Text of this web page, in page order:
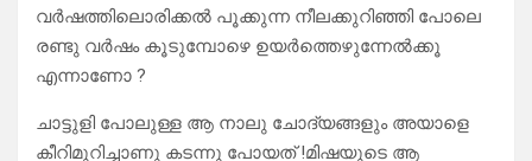
വർഷത്തിലൊരിക്കൽ പൂക്കുന്ന നീലക്കുറിഞ്ഞി പോലെ
രണ്ടു വർഷം കൂടുമ്പോഴെ ഉയർത്തെഴുന്നേൽക്കൂ
എന്നാണോ ?
ചാട്ടുളി പോലുള്ള ആ നാലു ചോദ്യങ്ങളും അയാളെ
കീറിമുറിച്ചാണു കടന്നു പോയത് !മിഷയുടെ ആ